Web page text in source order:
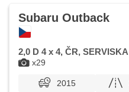
x29
Subaru Outback
2,0 D 4 x 4, ČR, SERVISKA
2015